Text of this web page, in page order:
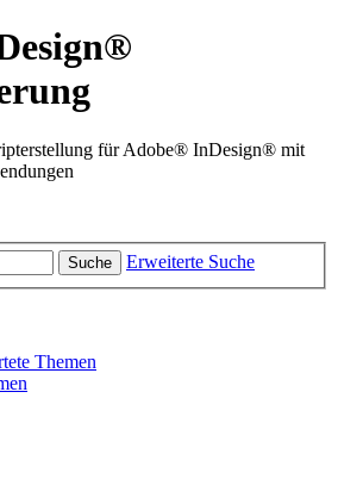
für Adobe® InDesign® mit
Suche Erweiterte Suche
Themen